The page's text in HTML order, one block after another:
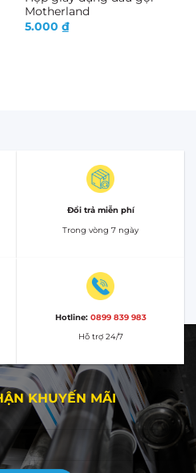
Motherland
5.000 ₫
Đổi trả miễn phí
Trong vòng 7 ngày
Hotline: 0899 839 983
Hỗ trợ 24/7
KHUYẾN MÃI